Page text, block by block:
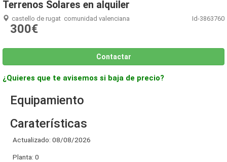
Terrenos Solares en alquiler
castello de rugat comunidad valenciana Id-3863760
300€
Contactar
¿Quieres que te avisemos si baja de precio?
Equipamiento
Caraterísticas
Actualizado: 08/08/2026
Planta: 0